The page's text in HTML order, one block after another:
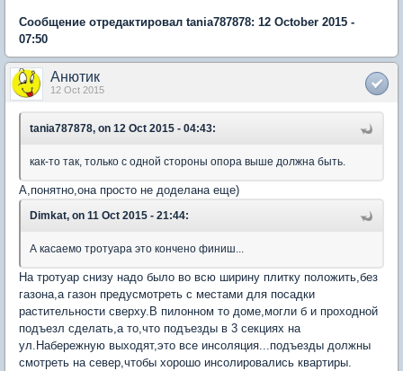
Сообщение отредактировал tania787878: 12 October 2015 -
07:50
Анютик
12 Oct 2015
tania787878, on 12 Oct 2015 - 04:43:
как-то так, только с одной стороны опора выше должна быть.
А,понятно,она просто не доделана еще)
Dimkat, on 11 Oct 2015 - 21:44:
А касаемо тротуара это кончено финиш...
На тротуар снизу надо было во всю ширину плитку положить,без
газона,а газон предусмотреть с местами для посадки
растительности сверху.В пилонном то доме,могли б и проходной
подъезл сделать,а то,что подъезды в 3 секциях на
ул.Набережную выходят,это все инсоляция...подъезды должны
смотреть на север,чтобы хорошо инсолировались квартиры.